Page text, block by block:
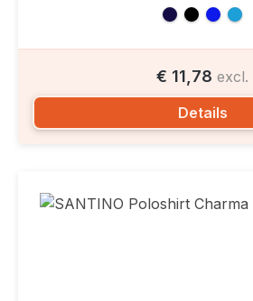
€ 11,78 excl.
Details